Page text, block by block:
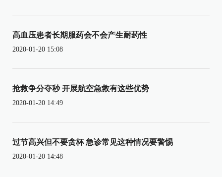
高血压患者长期服药会不会产生耐药性
2020-01-20 15:08
抢救争分夺秒 开展航空急救有这些优势
2020-01-20 14:49
过节高兴但不要贪杯 急诊常见这种情况要警惕
2020-01-20 14:48